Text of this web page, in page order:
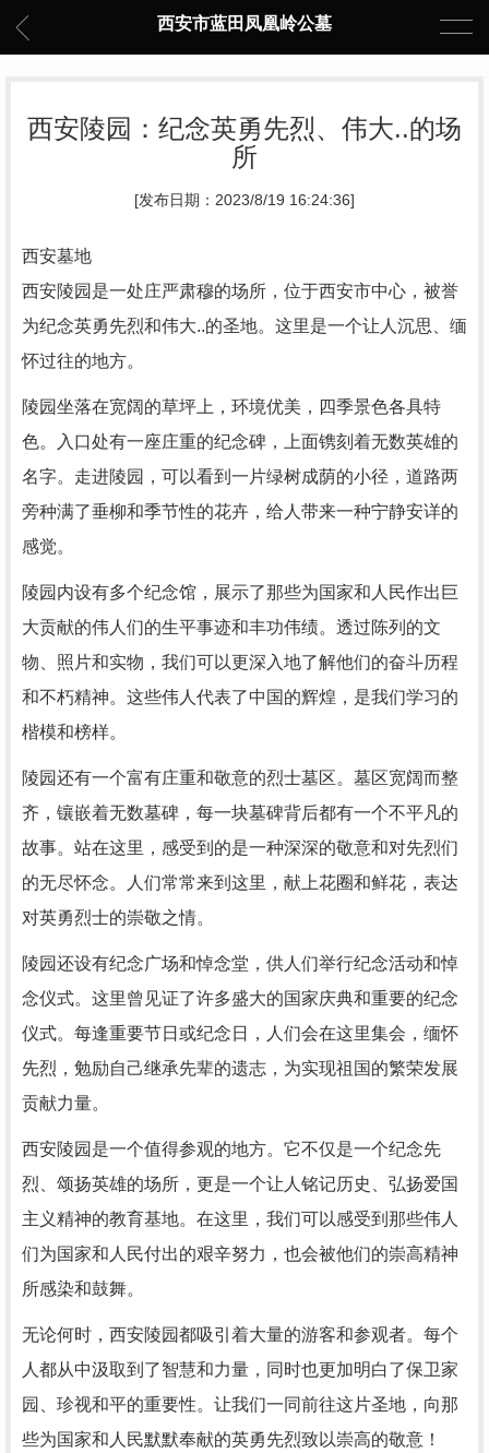
西安市蓝田凤凰岭公墓
西安陵园：纪念英勇先烈、伟大..的场
所
[发布日期：2023/8/19 16:24:36]
西安墓地
西安陵园是一处庄严肃穆的场所，位于西安市中心，被誉
为纪念英勇先烈和伟大..的圣地。这里是一个让人沉思、缅
怀过往的地方。
陵园坐落在宽阔的草坪上，环境优美，四季景色各具特
色。入口处有一座庄重的纪念碑，上面镌刻着无数英雄的
名字。走进陵园，可以看到一片绿树成荫的小径，道路两
旁种满了垂柳和季节性的花卉，给人带来一种宁静安详的
感觉。
陵园内设有多个纪念馆，展示了那些为国家和人民作出巨
大贡献的伟人们的生平事迹和丰功伟绩。透过陈列的文
物、照片和实物，我们可以更深入地了解他们的奋斗历程
和不朽精神。这些伟人代表了中国的辉煌，是我们学习的
楷模和榜样。
陵园还有一个富有庄重和敬意的烈士墓区。墓区宽阔而整
齐，镶嵌着无数墓碑，每一块墓碑背后都有一个不平凡的
故事。站在这里，感受到的是一种深深的敬意和对先烈们
的无尽怀念。人们常常来到这里，献上花圈和鲜花，表达
对英勇烈士的崇敬之情。
陵园还设有纪念广场和悼念堂，供人们举行纪念活动和悼
念仪式。这里曾见证了许多盛大的国家庆典和重要的纪念
仪式。每逢重要节日或纪念日，人们会在这里集会，缅怀
先烈，勉励自己继承先辈的遗志，为实现祖国的繁荣发展
贡献力量。
西安陵园是一个值得参观的地方。它不仅是一个纪念先
烈、颂扬英雄的场所，更是一个让人铭记历史、弘扬爱国
主义精神的教育基地。在这里，我们可以感受到那些伟人
们为国家和人民付出的艰辛努力，也会被他们的崇高精神
所感染和鼓舞。
无论何时，西安陵园都吸引着大量的游客和参观者。每个
人都从中汲取到了智慧和力量，同时也更加明白了保卫家
园、珍视和平的重要性。让我们一同前往这片圣地，向那
些为国家和人民默默奉献的英勇先烈致以崇高的敬意！